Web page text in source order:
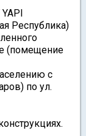
Республика)
(помещение
с
по ул.